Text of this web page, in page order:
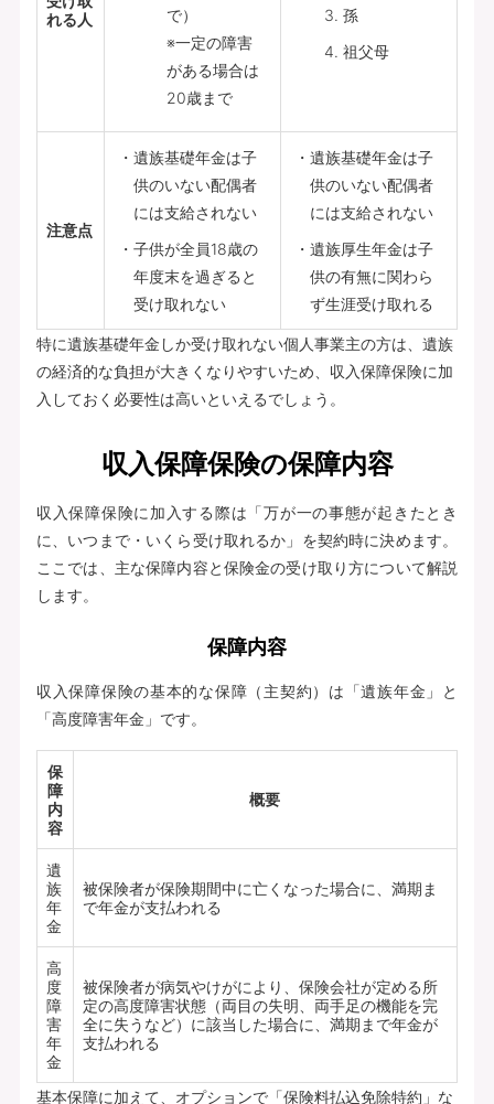
れる人
で）
※一定の障害
がある場合は
20歳まで
孫
祖父母
注意点
遺族基礎年金は子
供のいない配偶者
には支給されない
子供が全員18歳の
年度末を過ぎると
受け取れない
遺族基礎年金は子
供のいない配偶者
には支給されない
遺族厚生年金は子
供の有無に関わら
ず生涯受け取れる
特に遺族基礎年金しか受け取れない個人事業主の方は、遺族
の経済的な負担が大きくなりやすいため、収入保障保険に加
入しておく必要性は高いといえるでしょう。
収入保障保険の保障内容
収入保障保険に加入する際は「万が一の事態が起きたとき
に、いつまで・いくら受け取れるか」を契約時に決めます。
ここでは、主な保障内容と保険金の受け取り方について解説
します。
保障内容
収入保障保険の基本的な保障（主契約）は「遺族年金」と
「高度障害年金」です。
保
障
内
容
概要
遺
族
年
金
被保険者が保険期間中に亡くなった場合に、満期ま
で年金が支払われる
高
度
障
害
年
金
被保険者が病気やけがにより、保険会社が定める所
定の高度障害状態（両目の失明、両手足の機能を完
全に失うなど）に該当した場合に、満期まで年金が
支払われる
基本保障に加えて、オプションで「保険料払込免除特約」な